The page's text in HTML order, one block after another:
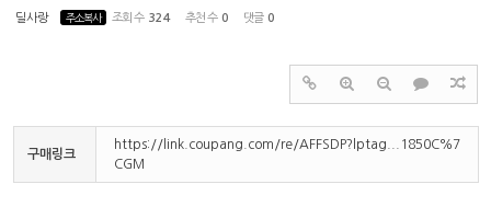
딜사랑 주소복사 조회 수 324 추천 수 0 댓글 0
구매링크
https://link.coupang.com/re/AFFSDP?lptag...1850C%7
CGM
Sketchbook5, 스케치북5